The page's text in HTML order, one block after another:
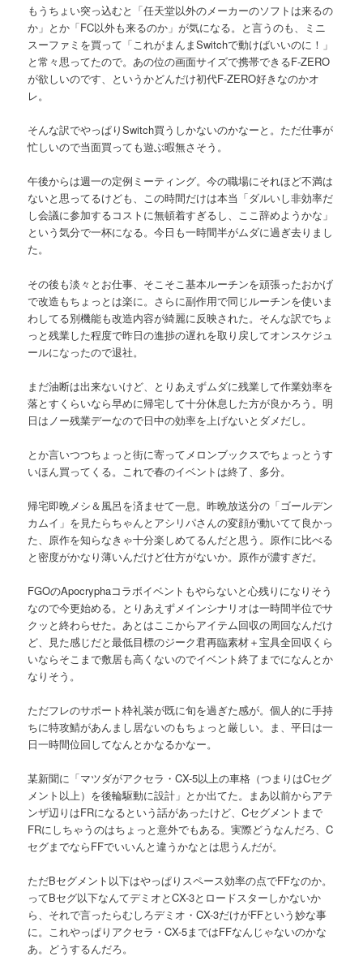
もうちょい突っ込むと「任天堂以外のメーカーのソフトは来るの
か」とか「FC以外も来るのか」が気になる。と言うのも、ミニ
スーファミを買って「これがまんまSwitchで動けばいいのに！」
と常々思ってたので。あの位の画面サイズで携帯できるF-ZERO
が欲しいのです、というかどんだけ初代F-ZERO好きなのかオ
レ。
そんな訳でやっぱりSwitch買うしかないのかなーと。ただ仕事が
忙しいので当面買っても遊ぶ暇無さそう。
午後からは週一の定例ミーティング。今の職場にそれほど不満は
ないと思ってるけども、この時間だけは本当「ダルいし非効率だ
し会議に参加するコストに無頓着すぎるし、ここ辞めようかな」
という気分で一杯になる。今日も一時間半がムダに過ぎ去りまし
た。
その後も淡々とお仕事、そこそこ基本ルーチンを頑張ったおかげ
で改造もちょっとは楽に。さらに副作用で同じルーチンを使いま
わしてる別機能も改造内容が綺麗に反映された。そんな訳でちょ
っと残業した程度で昨日の進捗の遅れを取り戻してオンスケジュ
ールになったので退社。
まだ油断は出来ないけど、とりあえずムダに残業して作業効率を
落とすくらいなら早めに帰宅して十分休息した方が良かろう。明
日はノー残業デーなので日中の効率を上げないとダメだし。
とか言いつつちょっと街に寄ってメロンブックスでちょっとうす
いほん買ってくる。これで春のイベントは終了、多分。
帰宅即晩メシ＆風呂を済ませて一息。昨晩放送分の「ゴールデン
カムイ」を見たらちゃんとアシリパさんの変顔が動いてて良かっ
た、原作を知らなきゃ十分楽しめてるんだと思う。原作に比べる
と密度がかなり薄いんだけど仕方がないか。原作が濃すぎだ。
FGOのApocryphaコラボイベントもやらないと心残りになりそう
なので今更始める。とりあえずメインシナリオは一時間半位でサ
クッと終わらせた。あとはここからアイテム回収の周回なんだけ
ど、見た感じだと最低目標のジーク君再臨素材＋宝具全回収くら
いならそこまで敷居も高くないのでイベント終了までになんとか
なりそう。
ただフレのサポート枠礼装が既に旬を過ぎた感が。個人的に手持
ちに特攻鯖があんまし居ないのもちょっと厳しい。ま、平日は一
日一時間位回してなんとかなるかなー。
某新聞に「マツダがアクセラ・CX-5以上の車格（つまりはCセグ
メント以上）を後輪駆動に設計」とか出てた。まあ以前からアテ
ンザ辺りはFRになるという話があったけど、Cセグメントまで
FRにしちゃうのはちょっと意外でもある。実際どうなんだろ、C
セグまでならFFでいいんと違うかなとは思うんだが。
ただBセグメント以下はやっぱりスペース効率の点でFFなのか。
ってBセグ以下なんてデミオとCX-3とロードスターしかないか
ら、それで言ったらむしろデミオ・CX-3だけがFFという妙な事
に。これやっぱりアクセラ・CX-5まではFFなんじゃないのかな
あ。どうするんだろ。